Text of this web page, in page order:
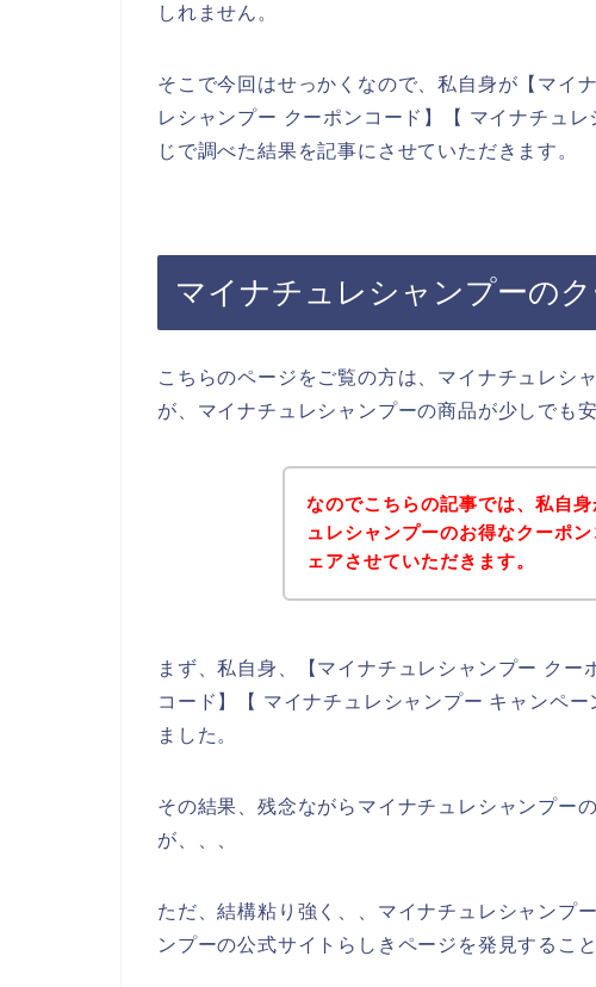
しれません。
そこで今回はせっかくなので、私自身が【マイ
レシャンプー クーポンコード】【 マイナチュ
じで調べた結果を記事にさせていただきます。
マイナチュレシャンプーの
こちらのページをご覧の方は、マイナチュレシ
が、マイナチュレシャンプーの商品が少しでも
なのでこちらの記事では、私自
ュレシャンプーのお得なクーポ
ェアさせていただきます。
まず、私自身、【マイナチュレシャンプー ク
コード】【 マイナチュレシャンプー キャンペ
ました。
その結果、残念ながらマイナチュレシャンプー
が、、、
ただ、結構粘り強く、、マイナチュレシャンプ
ンプーの公式サイトらしきページを発見するこ